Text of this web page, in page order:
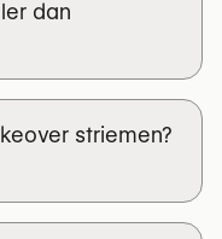
optimalisatie
dan
striemen?